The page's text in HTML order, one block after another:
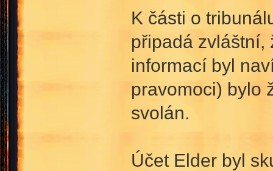
K části o
připadá zvláštní,
informací byl
pravomoci) bylo
svolán.
Účet Elder byl